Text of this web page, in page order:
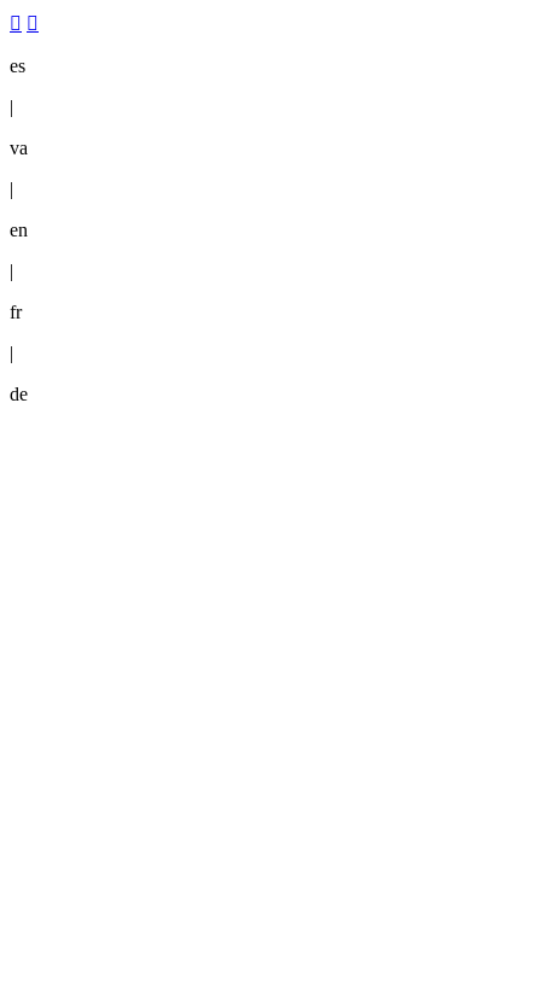
es
|
va
|
en
|
fr
|
de